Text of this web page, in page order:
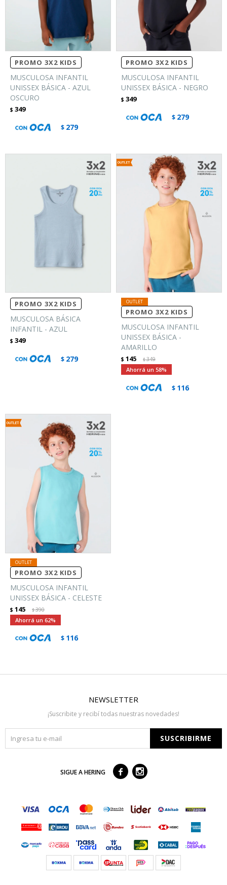
PROMO 3X2 KIDS
MUSCULOSA INFANTIL
UNISSEX BÁSICA - AZUL
OSCURO
$ 349
$ 279
PROMO 3X2 KIDS
MUSCULOSA INFANTIL
UNISSEX BÁSICA - NEGRO
$ 349
$ 279
PROMO 3X2 KIDS
MUSCULOSA BÁSICA
INFANTIL - AZUL
$ 349
$ 279
PROMO 3X2 KIDS
MUSCULOSA INFANTIL
UNISSEX BÁSICA -
AMARILLO
$ 145 $349
58
$ 116
PROMO 3X2 KIDS
MUSCULOSA INFANTIL
UNISSEX BÁSICA - CELESTE
$ 145 $390
62
$ 116
NEWSLETTER
¡Suscribite y recibí todas nuestras novedades!
SUSCRIBIRME
SIGUE A HERING  